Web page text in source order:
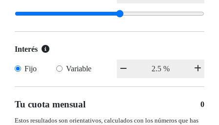
Interés
Fijo Variable
Tu cuota mensual 0
Estos resultados son orientativos, calculados con los números que has